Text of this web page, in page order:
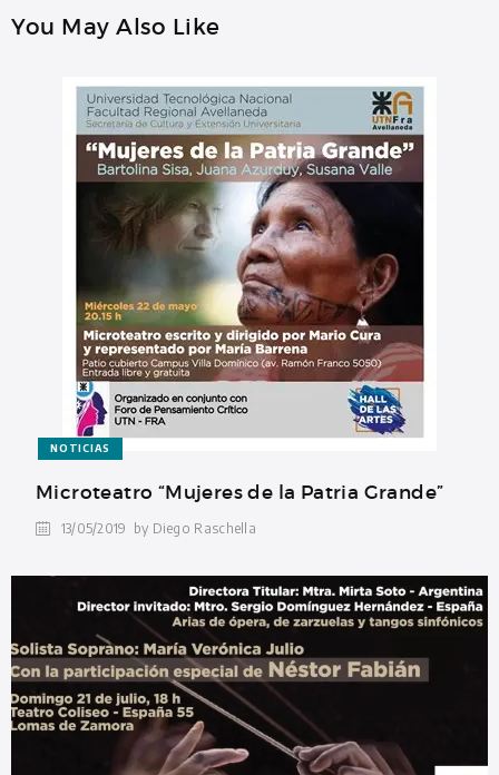
You May Also Like
NOTICIAS
Microteatro “Mujeres de la Patria Grande”
13/05/2019 by Diego Raschella